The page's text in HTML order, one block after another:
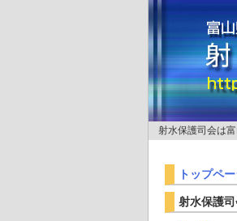
射水保護司会は
トップペ
射水保護